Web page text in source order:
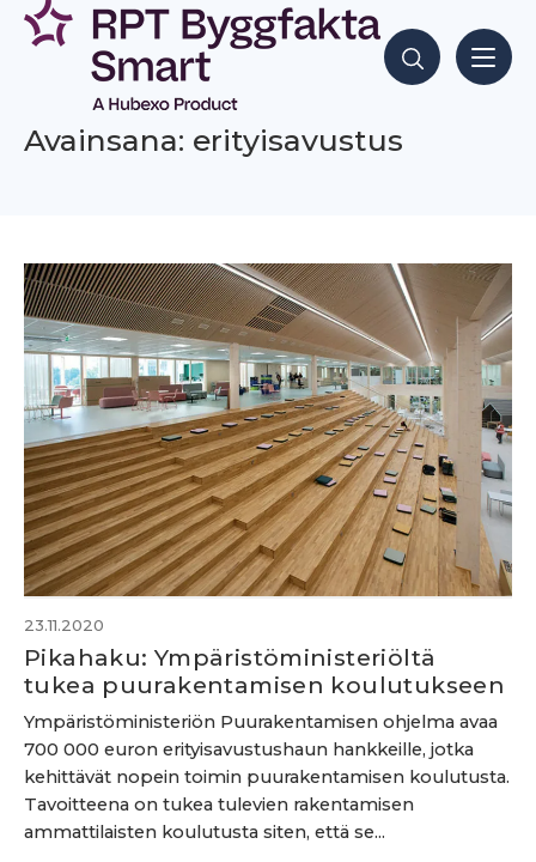
Siirry
sisältöön
Hae sisältöjä
Avainsana: erityisavustus
23.11.2020
Pikahaku: Ympäristöministeriöltä
tukea puurakentamisen koulutukseen
Ympäristöministeriön Puurakentamisen ohjelma avaa
700 000 euron erityisavustushaun hankkeille, jotka
kehittävät nopein toimin puurakentamisen koulutusta.
Tavoitteena on tukea tulevien rakentamisen
ammattilaisten koulutusta siten, että se...